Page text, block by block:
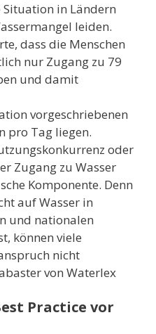
in Ländern
leiden.
dass die Menschen
nur Zugang zu 79
und damit
vorgeschriebenen
pro Tag liegen.
oder
Zugang zu Wasser
Komponente. Denn
auf Wasser in
und nationalen
können viele
nicht
von Waterlex
Practice vor